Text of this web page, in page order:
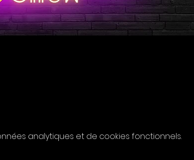
analytiques et de cookies fonctionnels.